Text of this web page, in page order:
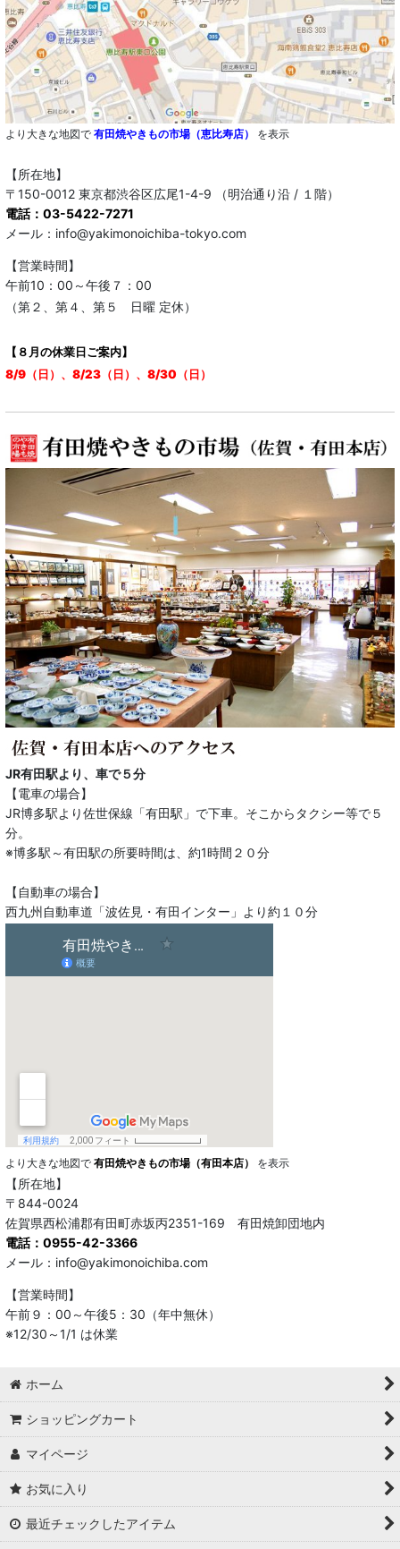
より大きな地図で 有田焼やきもの市場（恵比寿店） を表示
【所在地】
〒150-0012 東京都渋谷区広尾1-4-9 （明治通り沿 / １階）
電話：03-5422-7271
メール：info@yakimonoichiba-tokyo.com
【営業時間】
午前10：00～午後７：00
（第２、第４、第５ 日曜 定休）
【８月の休業日ご案内】
8/9（日）、8/23（日）、8/30（日）
JR有田駅より、車で５分
【電車の場合】
JR博多駅より佐世保線「有田駅」で下車。そこからタクシー等で５
分。
※博多駅～有田駅の所要時間は、約1時間２０分
【自動車の場合】
西九州自動車道「波佐見・有田インター」より約１０分
より大きな地図で 有田焼やきもの市場（有田本店） を表示
【所在地】
〒844-0024
佐賀県西松浦郡有田町赤坂丙2351-169 有田焼卸団地内
電話：0955-42-3366
メール：info@yakimonoichiba.com
【営業時間】
午前９：00～午後5：30（年中無休）
※12/30～1/1 は休業
ホーム
ショッピングカート
マイページ
お気に入り
最近チェックしたアイテム